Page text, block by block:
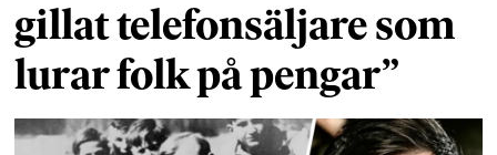
gillat telefonsäljare som
lurar folk på pengar”